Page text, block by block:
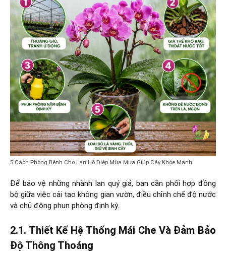
5 Cách Phòng Bệnh Cho Lan Hồ Điệp Mùa Mưa Giúp Cây Khỏe Mạnh
Để bảo vệ những nhành lan quý giá, bạn cần phối hợp đồng
bộ giữa việc cải tạo không gian vườn, điều chỉnh chế độ nước
và chủ động phun phòng định kỳ.
2.1. Thiết Kế Hệ Thống Mái Che Và Đảm Bảo
Độ Thông Thoáng